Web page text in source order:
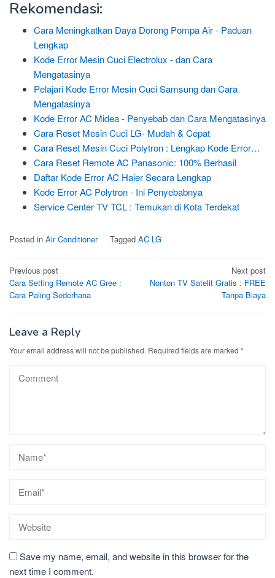
Rekomendasi:
Cara Meningkatkan Daya Dorong Pompa Air - Paduan
Lengkap
Kode Error Mesin Cuci Electrolux - dan Cara
Mengatasinya
Pelajari Kode Error Mesin Cuci Samsung dan Cara
Mengatasinya
Kode Error AC Midea - Penyebab dan Cara Mengatasinya
Cara Reset Mesin Cuci LG- Mudah & Cepat
Cara Reset Mesin Cuci Polytron : Lengkap Kode Error…
Cara Reset Remote AC Panasonic: 100% Berhasil
Daftar Kode Error AC Haier Secara Lengkap
Kode Error AC Polytron - Ini Penyebabnya
Service Center TV TCL : Temukan di Kota Terdekat
Posted in Air Conditioner Tagged AC LG
Post
navigation
Previous post
Cara Setting Remote AC Gree :
Cara Paling Sederhana
Next post
Nonton TV Satelit Gratis : FREE
Tanpa Biaya
Leave a Reply
Your email address will not be published. Required fields are marked *
Save my name, email, and website in this browser for the
next time I comment.